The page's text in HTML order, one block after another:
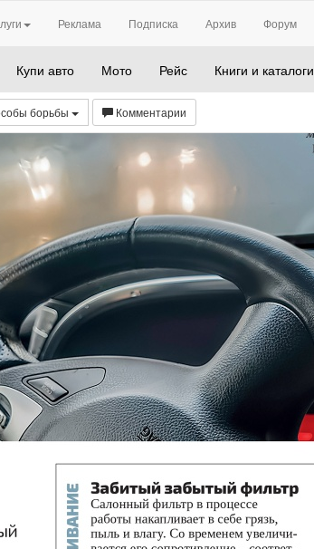
Реклама Подписка Архив Форум
Купи авто Мото Рейс Книги и каталоги
борьбы Комментарии